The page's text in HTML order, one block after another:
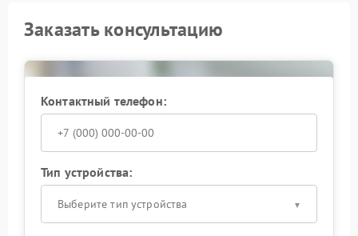
Заказать консультацию
Контактный телефон:
Тип устройства:
Выберите тип устройства